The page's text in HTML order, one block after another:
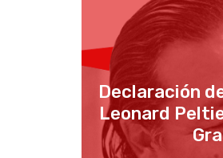
Declaración
Leonard